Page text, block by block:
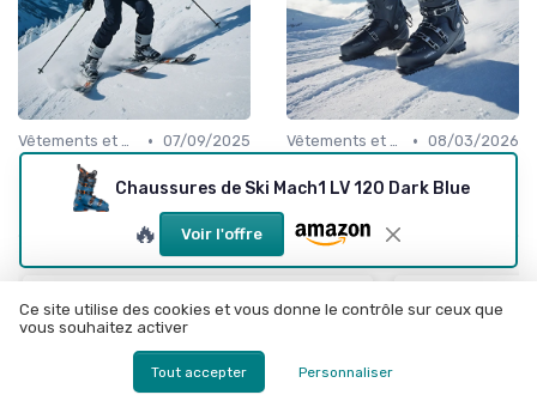
Vêtements et Chaussures de Sport • 07/09/2025
Les atouts des chaussures
de ski Fischer RC4 pour les
passionnés de glisse
Vêtements et Chaussures de Sport • 08/03/2026
Krypton : la référence cabrio
Chaussures de Ski Mach1 LV 120 Dark Blue
🔥 Voir l'offre
Ce site utilise des cookies et vous donne le contrôle sur ceux que
vous souhaitez activer
Tout accepter Personnaliser